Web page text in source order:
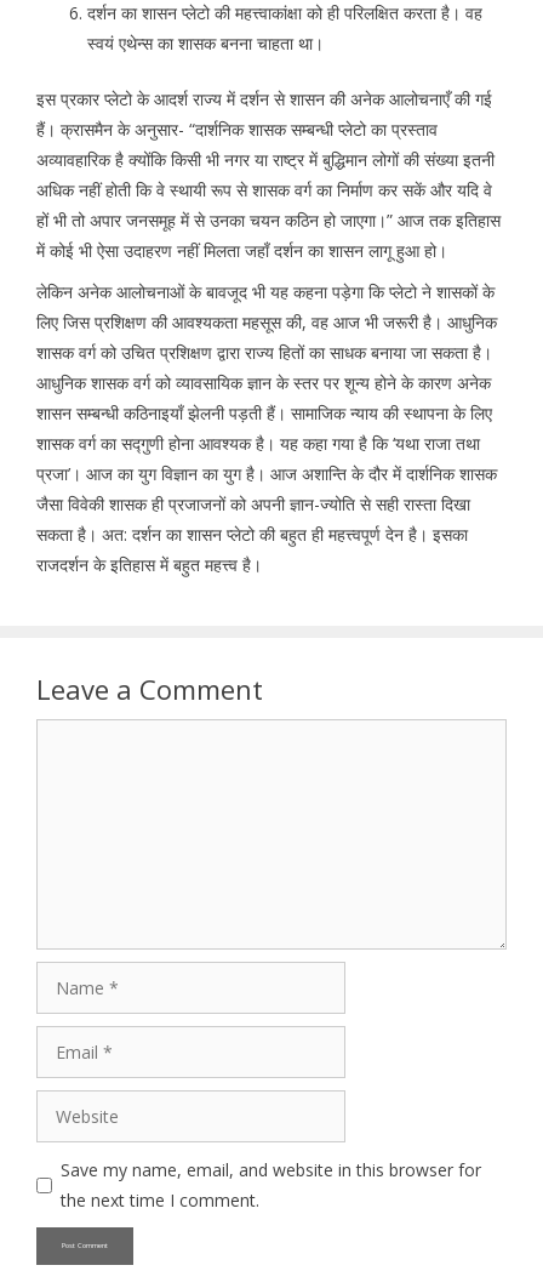
दर्शन का शासन प्लेटो की महत्त्वाकांक्षा को ही परिलक्षित करता है। वह
स्वयं एथेन्स का शासक बनना चाहता था।
इस प्रकार प्लेटो के आदर्श राज्य में दर्शन से शासन की अनेक आलोचनाएँ की गई
हैं। क्रासमैन के अनुसार- “दार्शनिक शासक सम्बन्धी प्लेटो का प्रस्ताव
अव्यावहारिक है क्योंकि किसी भी नगर या राष्ट्र में बुद्धिमान लोगों की संख्या इतनी
अधिक नहीं होती कि वे स्थायी रूप से शासक वर्ग का निर्माण कर सकें और यदि वे
हों भी तो अपार जनसमूह में से उनका चयन कठिन हो जाएगा।” आज तक इतिहास
में कोई भी ऐसा उदाहरण नहीं मिलता जहाँ दर्शन का शासन लागू हुआ हो।
लेकिन अनेक आलोचनाओं के बावजूद भी यह कहना पड़ेगा कि प्लेटो ने शासकों के
लिए जिस प्रशिक्षण की आवश्यकता महसूस की, वह आज भी जरूरी है। आधुनिक
शासक वर्ग को उचित प्रशिक्षण द्वारा राज्य हितों का साधक बनाया जा सकता है।
आधुनिक शासक वर्ग को व्यावसायिक ज्ञान के स्तर पर शून्य होने के कारण अनेक
शासन सम्बन्धी कठिनाइयाँ झेलनी पड़ती हैं। सामाजिक न्याय की स्थापना के लिए
शासक वर्ग का सद्गुणी होना आवश्यक है। यह कहा गया है कि ‘यथा राजा तथा
प्रजा’। आज का युग विज्ञान का युग है। आज अशान्ति के दौर में दार्शनिक शासक
जैसा विवेकी शासक ही प्रजाजनों को अपनी ज्ञान-ज्योति से सही रास्ता दिखा
सकता है। अत: दर्शन का शासन प्लेटो की बहुत ही महत्त्वपूर्ण देन है। इसका
राजदर्शन के इतिहास में बहुत महत्त्व है।
Leave a Comment
Website
Save my name, email, and website in this browser for
the next time I comment.